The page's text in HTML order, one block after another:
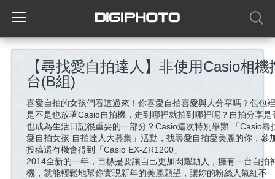
【尋找愛自拍達人】非使用Casio相機
台(B組)
喜愛自拍的女孩們看這過來！你喜愛自拍喜愛與人分享嗎？包包
是不是也放著Casio自拍機，走到哪裡就拍到哪裡呢？自拍分享是
也成為生活日記很重要的一部分？Casio這次特別舉辦 「Casio尋
愛自拍女孩 自拍達人大募集」活動，找尋愛自拍愛美麗的你，參
投稿還有機會得到「Casio EX-ZR1200」
2014全新的一年，目標是要讓自己更加閃耀動人，擁有一台自拍
機，就能輕鬆地幫你實現新年的美麗願望，讓妳的粉絲人氣紅不